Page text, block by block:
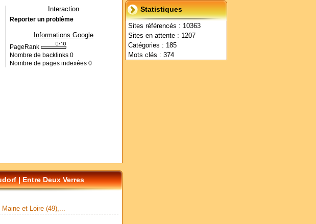
Statistiques
Sites référencés : 10363
Sites en attente : 1207
Catégories : 185
Mots clés : 374
Interaction
Reporter un problème
Informations Google
PageRank
Nombre de backlinks 0
Nombre de pages indexées 0
| Entre Deux Verres
et Loire (49),...